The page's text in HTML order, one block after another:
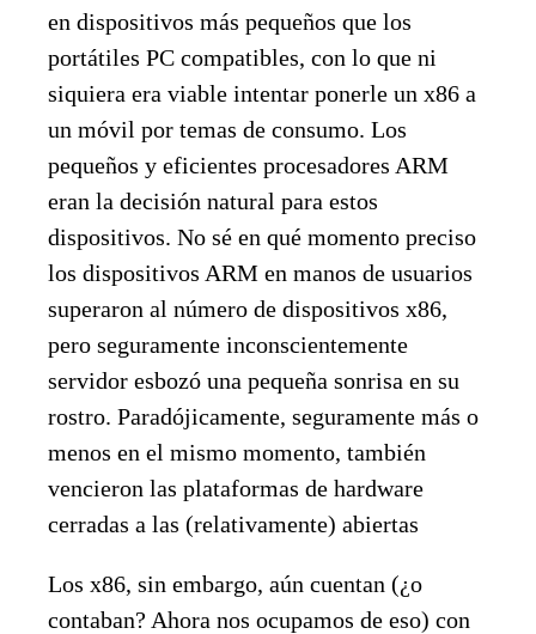
en dispositivos más pequeños que los
portátiles PC compatibles, con lo que ni
siquiera era viable intentar ponerle un x86 a
un móvil por temas de consumo. Los
pequeños y eficientes procesadores ARM
eran la decisión natural para estos
dispositivos. No sé en qué momento preciso
los dispositivos ARM en manos de usuarios
superaron al número de dispositivos x86,
pero seguramente inconscientemente
servidor esbozó una pequeña sonrisa en su
rostro. Paradójicamente, seguramente más o
menos en el mismo momento, también
vencieron las plataformas de hardware
cerradas a las (relativamente) abiertas
Los x86, sin embargo, aún cuentan (¿o
contaban? Ahora nos ocupamos de eso) con